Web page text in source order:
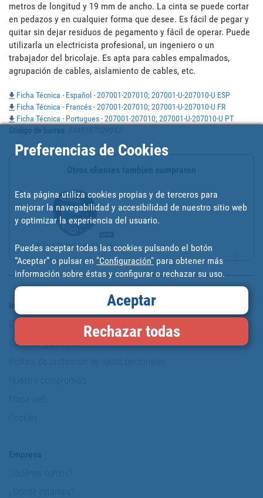
metros de longitud y 19 mm de ancho. La cinta se puede cortar
en pedazos y en cualquier forma que desee. Es fácil de pegar y
quitar sin dejar residuos de pegamento y fácil de operar. Puede
utilizarla un electricista profesional, un ingeniero o un
trabajador del bricolaje. Es apta para cables empalmados,
agrupación de cables, aislamiento de cables, etc.
Ficha Técnica - Español - 207001-207010; 207001-U-207010-U ESP
Ficha Técnica - Francés - 207001-207010; 207001-U-207010-U FR
Ficha Técnica - Portugues - 207001-207010; 207001-U-207010-U PT
CINTA AISLANTE NEGRA DE...
Copyright
Condiciones de uso
Preferencias de Cookies
Esta página utiliza cookies propias y de terceros para
mejorar la navegabilidad y accesibilidad de nuestro sitio web
y optimizar la experiencia del usuario.
Puedes aceptar todas las cookies pulsando el botón
“Aceptar” o pulsar en "Configuración" para obtener más
información sobre éstas y configurar o rechazar su uso.
Aceptar
Rechazar todas